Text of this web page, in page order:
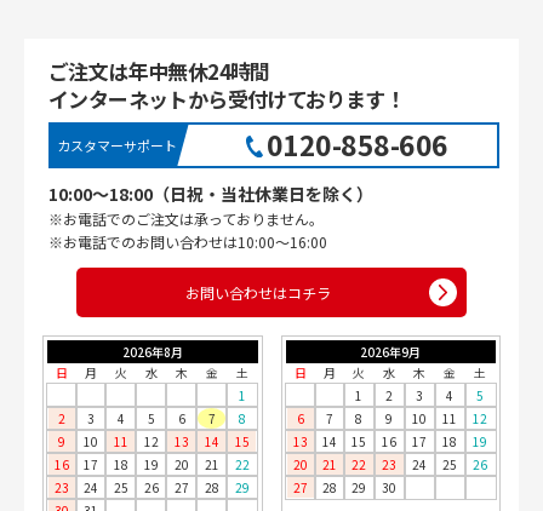
ご注文は年中無休24時間
インターネットから受付けております！
カスタマーサポート 0120-858-606
10:00〜18:00（日祝・当社休業日を除く）
※お電話でのご注文は承っておりません。
※お電話でのお問い合わせは10:00〜16:00
お問い合わせはコチラ
2026年8月
日
月 火 水 木 金
土
1
2
3 4 5 6 7
8
9
10 11 12 13 14
15
16
17 18 19 20 21
22
23
24 25 26 27 28
29
2026年9月
日
月 火 水 木 金
土
1
2 3 4
5
6
7 8 9 10 11
12
13
14 15 16 17 18
19
20
21 22 23 24 25
26
27
28 29 30